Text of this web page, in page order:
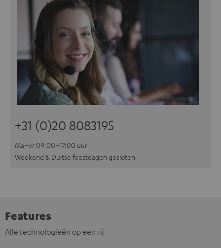
+31 (0)20 8083195
Ma–vr 09:00–17:00 uur
Weekend & Duitse feestdagen gesloten
Features
Alle technologieën op een rij